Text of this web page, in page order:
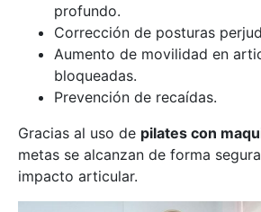
profundo.
Corrección de posturas
Aumento de movilidad en
bloqueadas.
Prevención de recaídas.
Gracias al uso de pilates con
metas se alcanzan de forma
impacto articular.